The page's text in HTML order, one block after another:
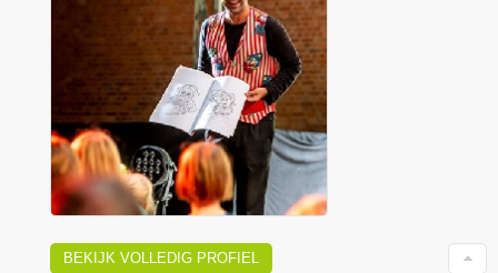
BEKIJK VOLLEDIG PROFIEL